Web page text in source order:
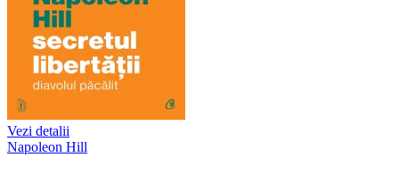
Vezi detalii
Napoleon Hill